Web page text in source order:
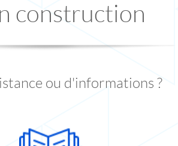
construction
ou d'informations ?